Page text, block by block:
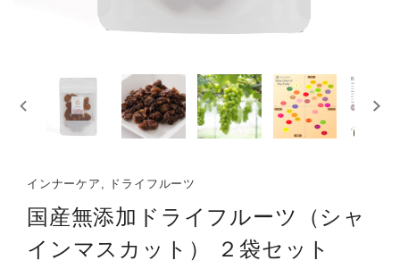
インナーケア, ドライフルーツ
国産無添加ドライフルーツ（シャ
インマスカット） ２袋セット